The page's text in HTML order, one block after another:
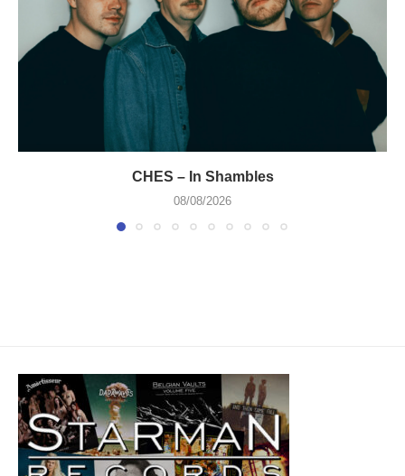
CHES – In Shambles
08/08/2026